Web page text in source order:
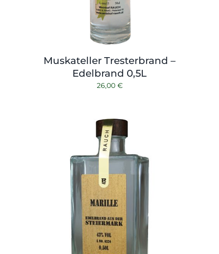
Muskateller Tresterbrand –
Edelbrand 0,5L
26,00 €